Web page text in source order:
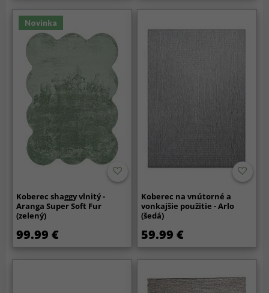
Novinka
Koberec shaggy vlnitý -
Aranga Super Soft Fur
(zelený)
99.99 €
Koberec na vnútorné a
vonkajšie použitie - Arlo
(šedá)
59.99 €